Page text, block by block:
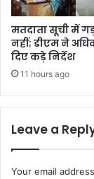
मतदाता सूची में
नहीं; डीएम ने
दिए कड़े निर्देश
11 hours ago
Leave a
Your email